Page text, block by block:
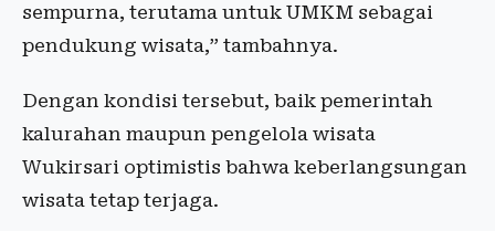
sempurna, terutama untuk UMKM sebagai
pendukung wisata,” tambahnya.
Dengan kondisi tersebut, baik pemerintah
kalurahan maupun pengelola wisata
Wukirsari optimistis bahwa keberlangsungan
wisata tetap terjaga.